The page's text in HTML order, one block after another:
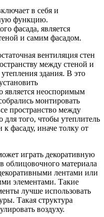
в себя и
функцию.
фасада, является
и самим фасадом.
вентиляция стен
между стеной и
здания. В это
является неоспоримым
монтировать
пространство между
того, чтобы утеплитель
к фасаду, иначе толку от
играть декоративную
облицовочного материала
лентами или
элементами. Такие
лучше использовать
Такая структура
воздуху.